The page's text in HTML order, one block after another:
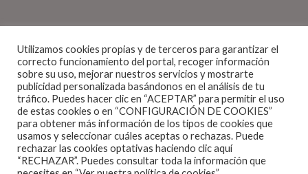
El joven festival de la promotoraRock N Rock,Rock
Fest Barcelona, siguiendo los las normas de estos
tiempos, continúa paso a paso dándole forma a un
cartel que ya pinta tan variado como apetecible para
la edición de 2015, que tendrá lugar el 23, 24 y 25 de
julio.
Utilizamos cookies propias y de terceros para garantizar el
correcto funcionamiento del portal, recoger información
sobre su uso, mejorar nuestros servicios y mostrarte
publicidad personalizada basándonos en el análisis de tu
tráfico. Puedes hacer clic en “ACEPTAR” para permitir el uso
de estas cookies o en “CONFIGURACIÓN DE COOKIES”
para obtener más información de los tipos de cookies que
usamos y seleccionar cuáles aceptas o rechazas. Puede
rechazar las cookies optativas haciendo clic aquí
“RECHAZAR”. Puedes consultar toda la información que